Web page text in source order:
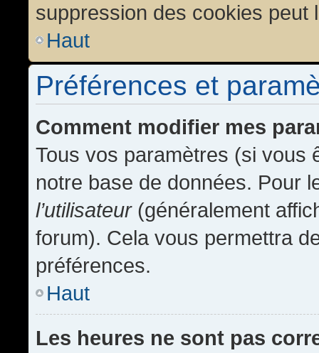
suppression des cookies peut
Haut
Préférences et
Comment modifier mes
Tous vos paramètres (si vous
notre base de données. Pour
l’utilisateur(généralement
forum). Cela vous permettra
préférences.
Haut
Les heures ne sont pas